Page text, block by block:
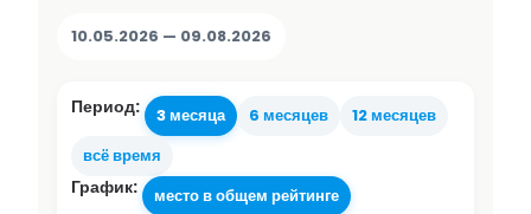
10.05.2026 — 09.08.2026
Период: 3 месяца 6 месяцев
12 месяцев
всё время
График:
место в общем рейтинге